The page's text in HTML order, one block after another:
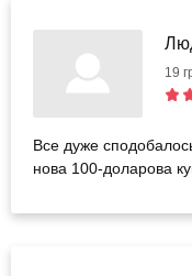
19
Все дуже
нова 100-доларова